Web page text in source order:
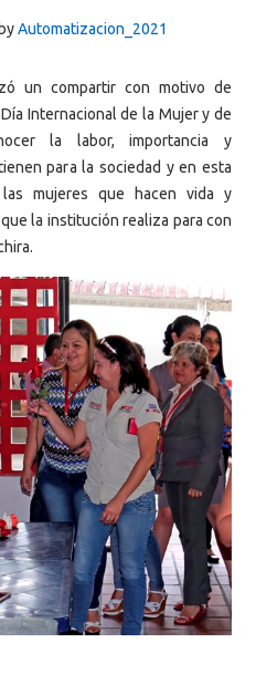
byAutomatizacion_2021
un compartir con motivo de
Internacional de la Mujer y de
la labor, importancia y
para la sociedad y en esta
mujeres que hacen vida y
la institución realiza para con